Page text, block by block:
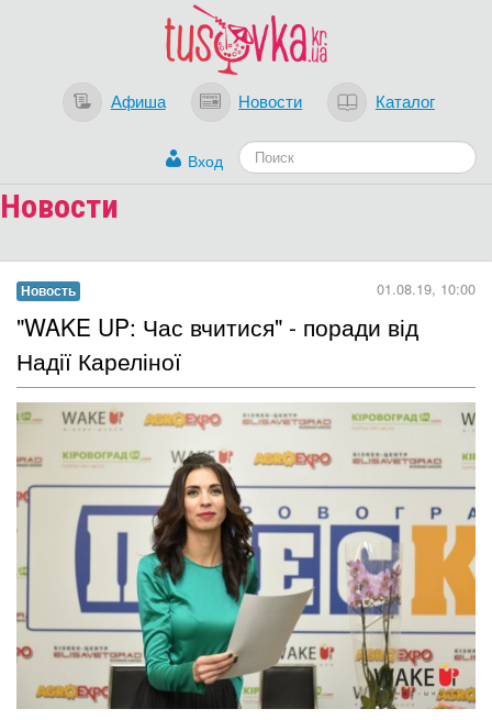
Афиша Новости Каталог
Вход
Новости
Новость 01.08.19, 10:00
"WAKE UP: Час вчитися" - поради від
Надії Кареліної